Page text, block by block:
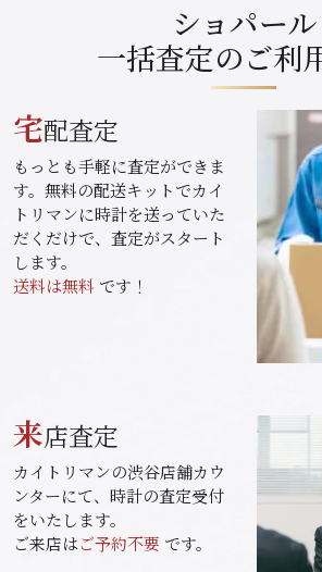
ショパール
一括査定のご利
宅配査定
もっとも手軽に査定ができま
す。無料の配送キットでカイ
トリマンに時計を送っていた
だくだけで、査定がスタート
します。
送料は無料 です！
来店査定
カイトリマンの渋谷店舗カウ
ンターにて、時計の査定受付
をいたします。
ご来店はご予約不要 です。